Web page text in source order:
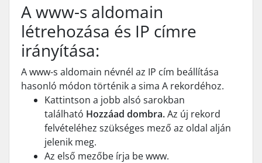
A www-s aldomain
létrehozása és IP címre
irányítása:
A www-s aldomain névnél az IP cím beállítása
hasonló módon történik a sima A rekordéhoz.
Kattintson a jobb alsó sarokban
található Hozzáad dombra.Az új rekord
felvételéhez szükséges mező az oldal alján
jelenik meg.
Az első mezőbe írja be www.